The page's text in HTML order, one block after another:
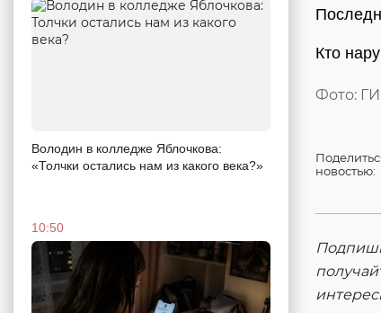
Володин в колледже Яблочкова:
«Толчки остались нам из какого века?»
10:50
Кто
Фото:
новостью: